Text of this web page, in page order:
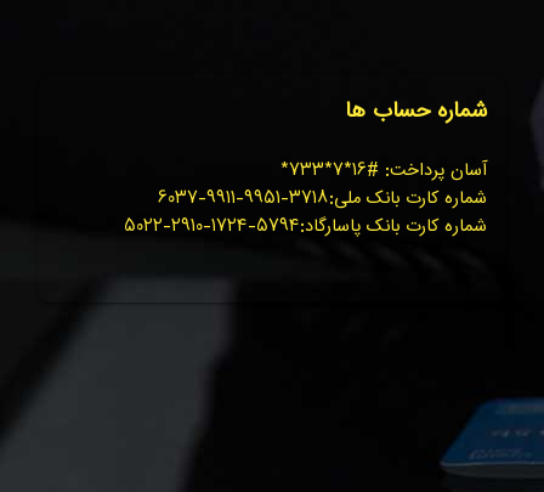
شماره حساب ها
آسان پرداخت: #۱۶*۷*۷۳۳*
شماره کارت بانک ملی:۳۷۱۸-۹۹۵۱-۹۹۱۱-۶۰۳۷
شماره کارت بانک پاسارگاد:۵۷۹۴-۱۷۲۴-۲۹۱۰-۵۰۲۲